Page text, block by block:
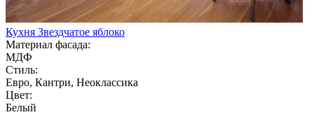
Кухня Звездчатое яблоко
Материал фасада:
МДФ
Стиль:
Евро, Кантри, Неоклассика
Цвет:
Белый